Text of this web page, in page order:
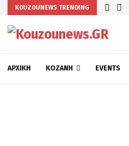
KOUZOUNEWS TRENDING
ΑΡΧΙΚΉ ΚΟΖΆΝΗ EVENTS